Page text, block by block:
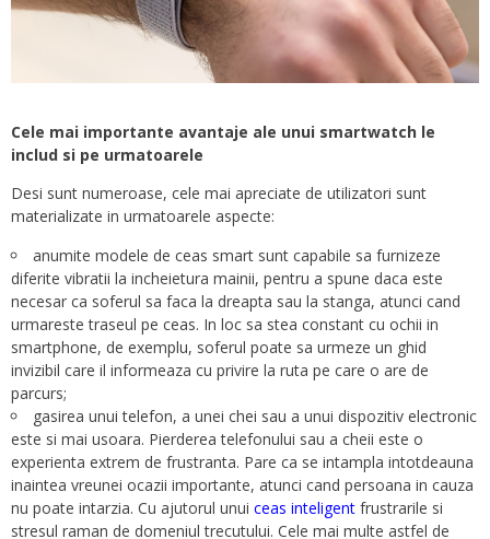
Cele mai importante avantaje ale unui smartwatch le
includ si pe urmatoarele
Desi sunt numeroase, cele mai apreciate de utilizatori sunt
materializate in urmatoarele aspecte:
anumite modele de ceas smart sunt capabile sa furnizeze
diferite vibratii la incheietura mainii, pentru a spune daca este
necesar ca soferul sa faca la dreapta sau la stanga, atunci cand
urmareste traseul pe ceas. In loc sa stea constant cu ochii in
smartphone, de exemplu, soferul poate sa urmeze un ghid
invizibil care il informeaza cu privire la ruta pe care o are de
parcurs;
gasirea unui telefon, a unei chei sau a unui dispozitiv electronic
este si mai usoara. Pierderea telefonului sau a cheii este o
experienta extrem de frustranta. Pare ca se intampla intotdeauna
inaintea vreunei ocazii importante, atunci cand persoana in cauza
nu poate intarzia. Cu ajutorul unui ceas inteligent frustrarile si
stresul raman de domeniul trecutului. Cele mai multe astfel de